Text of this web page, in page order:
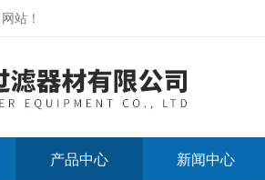
站 ！
产品中心 新闻中心